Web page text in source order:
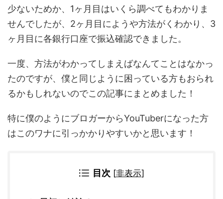
少ないためか、1ヶ月目はいくら調べてもわかりま
せんでしたが、2ヶ月目にようや方法がくわかり、3
ヶ月目に各銀行口座で振込確認できました。
一度、方法がわかってしまえばなんてことはなかっ
たのですが、僕と同じように困っている方もおられ
るかもしれないのでこの記事にまとめました！
特に僕のようにブロガーからYouTuberになった方
はこのワナに引っかかりやすいかと思います！
目次 [非表示]